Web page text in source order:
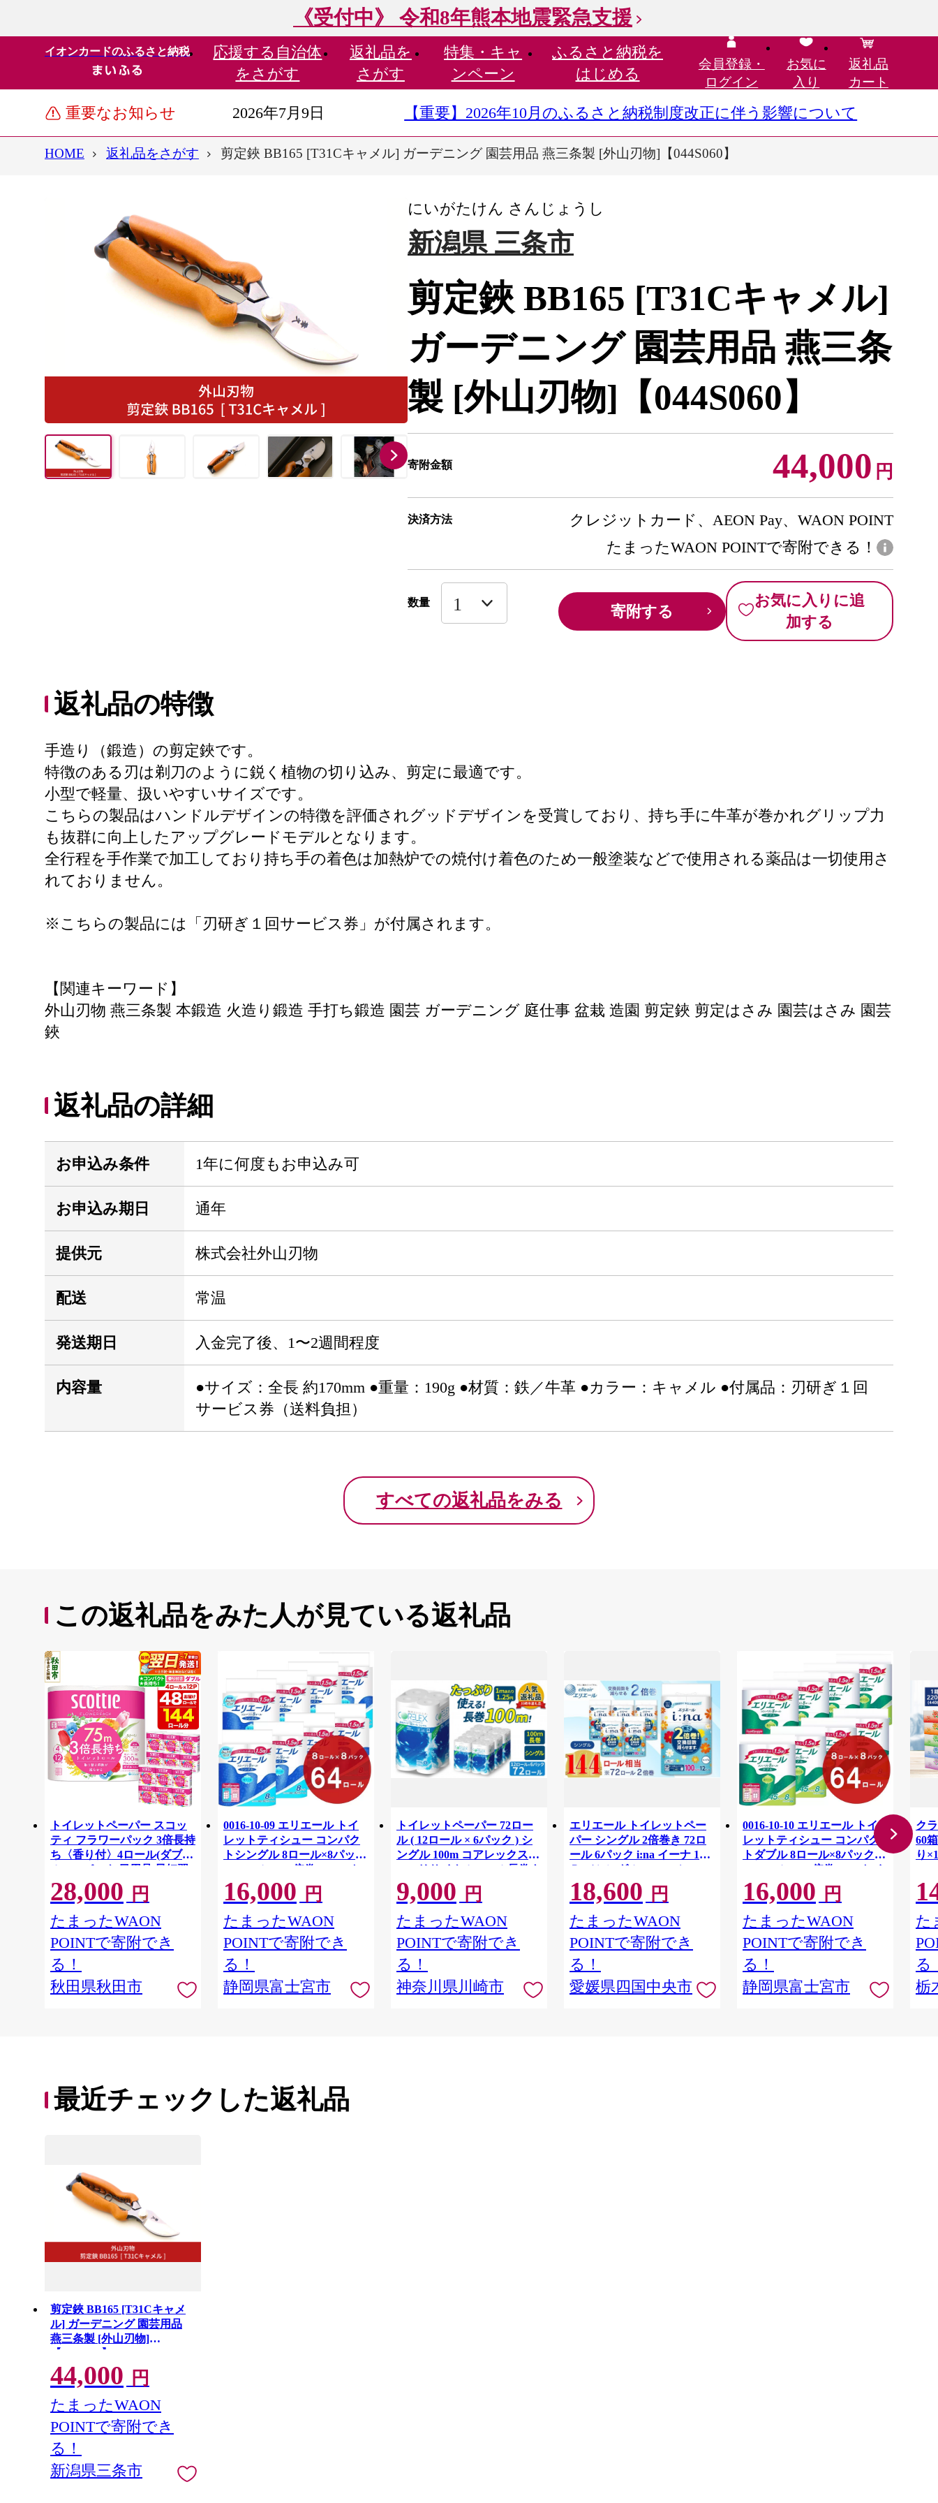
《受付中》 令和8年熊本地震緊急支援
イオンカードのふるさと納税 応援する 自治体
をさがす
返礼品を
さがす
特集・ キャ
ンペーン
ふるさと納税を
はじめる
会員登録・
ログイン
お気に
入り
返礼品
カート
重要なお知らせ 2026年7月9日 【重要】2026年10月のふるさと納税制度改正に伴う影響について
HOME 返礼品をさがす 剪定鋏 BB165 [T31Cキャメル] ガーデニング 園芸用品 燕三条製 [外山刃物]【044S060】
にいがたけん さんじょうし
新潟県 三条市
剪定鋏 BB165 [T31Cキャメル]
ガーデニング 園芸用品 燕三条
製 [外山刃物]【044S060】
寄附金額 44,000 円
決済方法
クレジットカード、AEON Pay、WAON POINT
たまったWAON POINTで寄附できる！
数量 寄附する
お気に入りに追
加する
返礼品の特徴
手造り（鍛造）の剪定鋏です。
特徴のある刃は剃刀のように鋭く植物の切り込み、剪定に最適です。
小型で軽量、扱いやすいサイズです。
こちらの製品はハンドルデザインの特徴を評価されグッドデザインを受賞しており、持ち手に牛革が巻かれグリップ力
も抜群に向上したアップグレードモデルとなります。
全行程を手作業で加工しており持ち手の着色は加熱炉での焼付け着色のため一般塗装などで使用される薬品は一切使用さ
れておりません。
※こちらの製品には「刃研ぎ１回サービス券」が付属されます。
【関連キーワード】
外山刃物 燕三条製 本鍛造 火造り鍛造 手打ち鍛造 園芸 ガーデニング 庭仕事 盆栽 造園 剪定鋏 剪定はさみ 園芸はさみ 園芸
鋏
返礼品の詳細
お申込み条件 1年に何度もお申込み可
お申込み期日 通年
提供元 株式会社外山刃物
配送 常温
発送期日 入金完了後、1〜2週間程度
内容量
●サイズ：全長 約170mm ●重量：190g ●材質：鉄／牛革 ●カラー：キャメル ●付属品：刃研ぎ１回
サービス券（送料負担）
すべての返礼品をみる
この返礼品をみた人が見ている返礼品
トイレットペーパー スコッ
ティ フラワーパック 3倍長持
ち〈香り付〉4ロール(ダブ
ル)×12パック 日用品 最短翌
日発送 [スコッティ フラワー
パック トイレットペーパー
日本製紙クレシア] 秋田県秋
田市
28,000 円
たまったWAON
POINTで寄附でき
る！
秋田県秋田市
0016-10-09 エリエール トイ
レットティシュー コンパク
トシングル 8ロール×8パック
64ロール 1.5倍巻 82.5m ト
イレットペーパー シングル
パルプ100％ 香りつき 日用品
消耗品 備蓄
16,000 円
たまったWAON
POINTで寄附でき
る！
静岡県富士宮市
トイレットペーパー 72ロー
ル ( 12ロール × 6パック ) シ
ングル 100m コアレックス
FSCリサイクルロール長巻タ
イプ 再生紙 100％ 日用品 消
耗品 防災 備蓄 トイレットペ
ーパー トイレ 神奈川県 川崎
市 トイレットペーパー 新生
活 生活雑貨 生活用品 といれ
っとぺーぱー 長持ち 長巻き
まとめ 非常 便利 サステナブ
ル エコ トイレットペーパー
9,000 円
たまったWAON
POINTで寄附でき
る！
神奈川県川崎市
エリエール トイレットペー
パー シングル 2倍巻き 72ロ
ール 6パック i:na イーナ 12
Ｒ （シングル・100ｍ） × 6
パック 日用品 消耗品 新生活
備蓄 防災 愛媛県 四国中央市
18,600 円
たまったWAON
POINTで寄附でき
る！
愛媛県四国中央市
0016-10-10 エリエール トイ
レットティシュー コンパク
トダブル 8ロール×8パック
64ロール 1.5倍巻 45m トイ
レットペーパー ダブル パル
プ100％ 香りつき 日用品 消
耗品 備蓄
16,000 円
たまったWAON
POINTで寄附でき
る！
静岡県富士宮市
ク
60
り
た
る
栃
最近チェックした返礼品
剪定鋏 BB165 [T31Cキャメ
ル] ガーデニング 園芸用品
燕三条製 [外山刃物]
【044S060】
44,000 円
たまったWAON
POINTで寄附でき
る！
新潟県三条市